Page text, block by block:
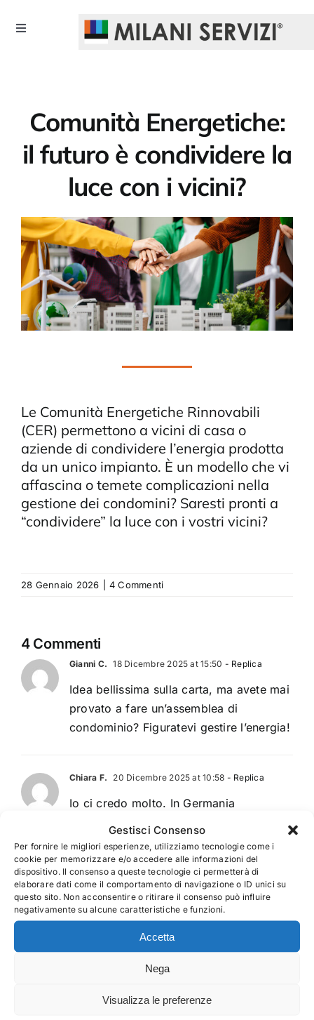
Gestisci Consenso
Per fornire le migliori esperienze, utilizziamo tecnologie come i
cookie per memorizzare e/o accedere alle informazioni del
dispositivo. Il consenso a queste tecnologie ci permetterà di
elaborare dati come il comportamento di navigazione o ID unici su
questo sito. Non acconsentire o ritirare il consenso può influire
negativamente su alcune caratteristiche e funzioni.
Accetta
Nega
Visualizza le preferenze
Toggle
CHI SIAMO
SERVIZI
CONVENZIONI
NOTIZIE
Comunità Energetiche:
il futuro è condividere la
luce con i vicini?
Le Comunità Energetiche Rinnovabili
(CER) permettono a vicini di casa o
aziende di condividere l’energia prodotta
da un unico impianto. È un modello che vi
affascina o temete complicazioni nella
gestione dei condomini? Saresti pronti a
“condividere” la luce con i vostri vicini?
28 Gennaio 2026 4 Commenti
4 Commenti
Gianni C. 18 Dicembre 2025 at 15:50 - Replica
Idea bellissima sulla carta, ma avete mai
provato a fare un’assemblea di
condominio? Figuratevi gestire l’energia!
Chiara F. 20 Dicembre 2025 at 10:58 - Replica
Io ci credo molto. In Germania
costi di rete e si aiuta l’ambiente.
C. Matteo 20 Dicembre 2025 at 15:19- Replica
Il problema è la burocrazia italiana. Per
creare una CER servono mille permessi
e un notaio. È troppo complicato.
21 Dicembre 2025 at 12:59